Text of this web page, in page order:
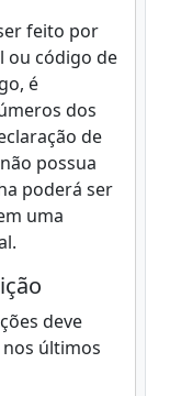
feito por
ou código de
é
dos
de
possua
poderá ser
uma
deve
últimos